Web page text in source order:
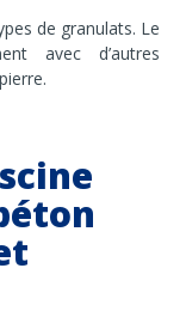
de granulats. Le
avec d’autres